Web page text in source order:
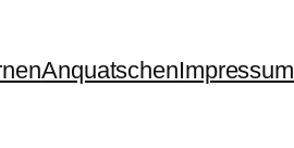
AnquatschenImpressum